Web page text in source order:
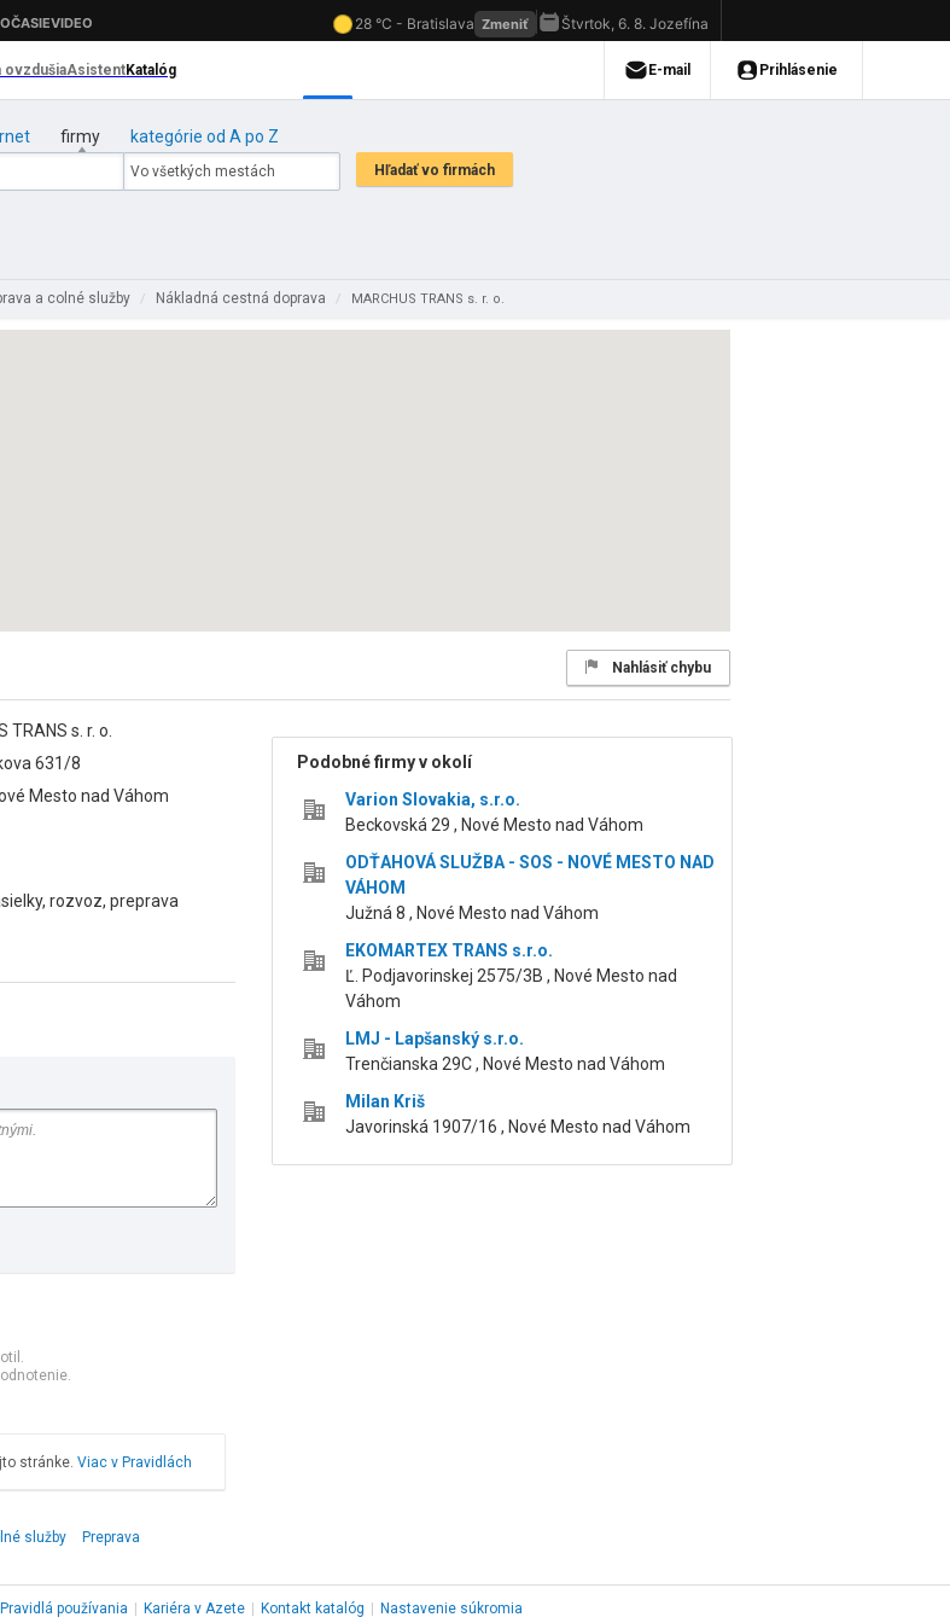
firmy kategórie od A po Z
a colné služby / Nákladná cestná doprava / MARCHUS TRANS s. r. o.
Nahlásiť chybu
TRANS s. r. o.
631/8
Mesto nad Váhom
rozvoz, preprava
stránke. Viac v Pravidlách
Podobné firmy v okolí
Varion Slovakia, s.r.o.
Beckovská 29 , Nové Mesto nad Váhom
ODŤAHOVÁ SLUŽBA - SOS - NOVÉ MESTO NAD
VÁHOM
Južná 8 , Nové Mesto nad Váhom
EKOMARTEX TRANS s.r.o.
Ľ. Podjavorinskej 2575/3B , Nové Mesto nad
Váhom
LMJ - Lapšanský s.r.o.
Trenčianska 29C , Nové Mesto nad Váhom
Milan Kriš
Javorinská 1907/16 , Nové Mesto nad Váhom
služby Preprava
Pravidlá používania Kariéra v Azete Kontakt katalóg
Nastavenie súkromia